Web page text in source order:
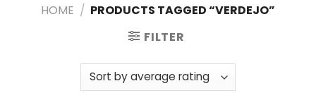
HOME / PRODUCTS TAGGED “VERDEJO”
FILTER